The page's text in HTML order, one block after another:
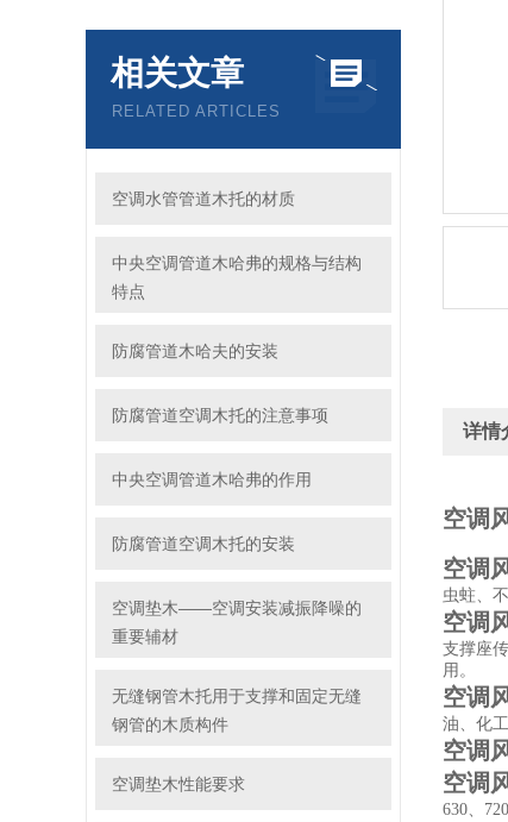
相关文章
RELATED ARTICLES
空调水管管道木托的材质
中央空调管道木哈弗的规格与结构
特点
防腐管道木哈夫的安装
防腐管道空调木托的注意事项
中央空调管道木哈弗的作用
防腐管道空调木托的安装
空调垫木——空调安装减振降噪的
重要辅材
无缝钢管木托用于支撑和固定无缝
钢管的木质构件
空调垫木性能要求
详情
空调
空调
虫蛀、
空调
支撑座
用。
空调
油、化
空调
空调
630、